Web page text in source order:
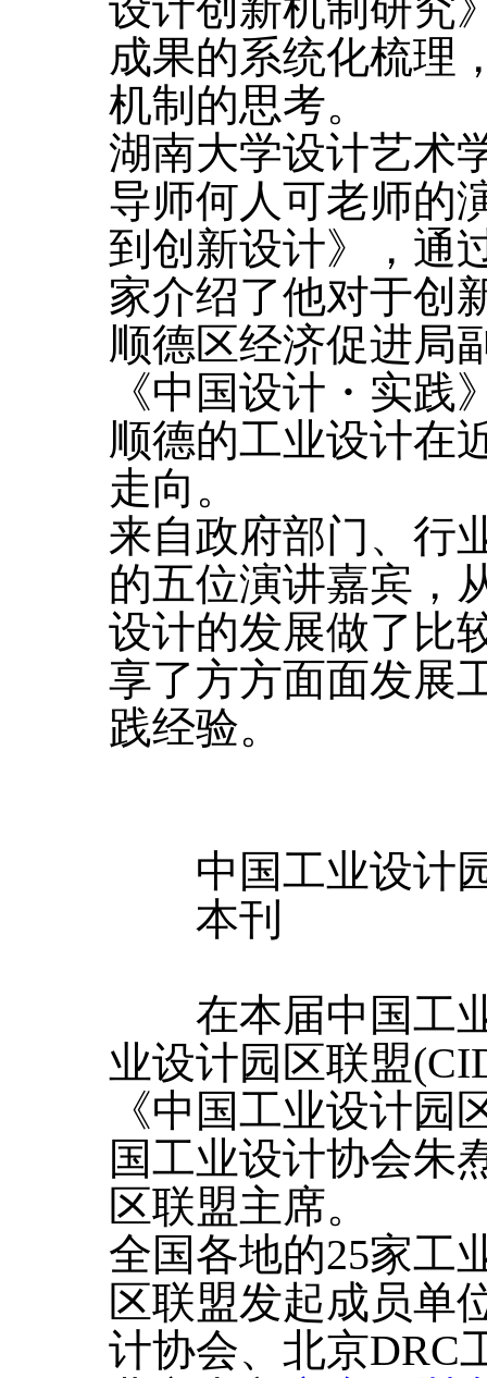
成果的系统化梳理
机制的思考。
湖南大学设计艺术
导师何人可老师的
到创新设计》，通
家介绍了他对于创
顺德区经济促进局
《中国设计・实
顺德的工业设计在
走向。
来自政府部门、行
的五位演讲嘉宾，
设计的发展做了比
享了方方面面发展
践经验。
中国工业设计
本刊
在本届中国工业
业设计园区联盟
《中国工业设计
国工业设计协会朱
区联盟主席。
全国各地的25家工
区联盟发起成员单
计协会、北京DRC